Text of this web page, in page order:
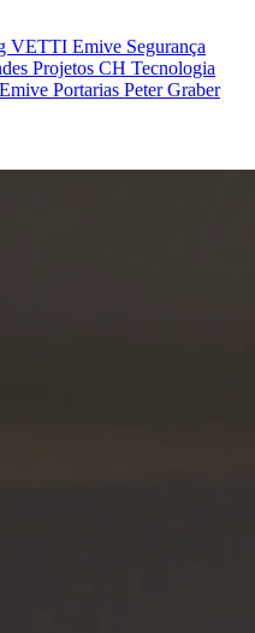
VETTI Emive Segurança
Projetos CH Tecnologia
Emive Portarias Peter Graber